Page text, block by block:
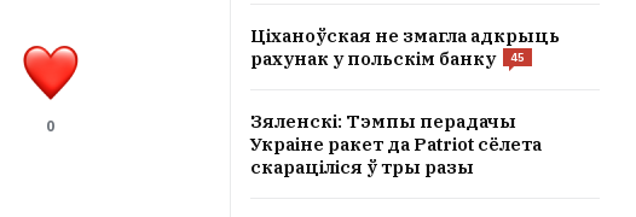
0
Ціханоўская не змагла адкрыць
рахунак у польскім банку
45
Зяленскі: Тэмпы перадачы
Украіне ракет да Patriot сёлета
скараціліся ў тры разы